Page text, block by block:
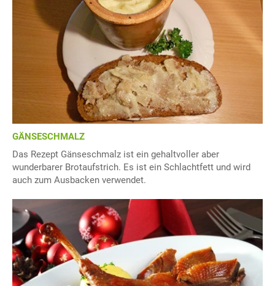
GÄNSESCHMALZ
Das Rezept Gänseschmalz ist ein gehaltvoller aber
wunderbarer Brotaufstrich. Es ist ein Schlachtfett und wird
auch zum Ausbacken verwendet.